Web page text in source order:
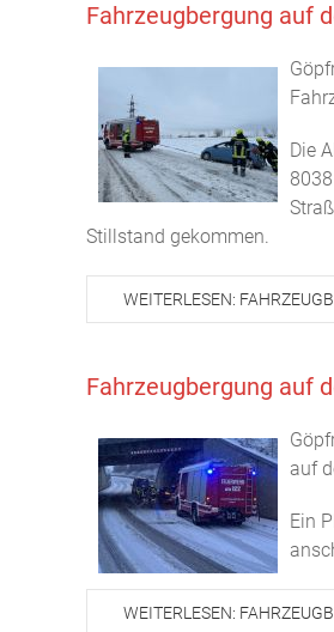
Fahrzeugbergung auf
Die
Stillstand gekommen.
WEITERLESEN:
Fahrzeugbergung auf
auf
Ein
WEITERLESEN: